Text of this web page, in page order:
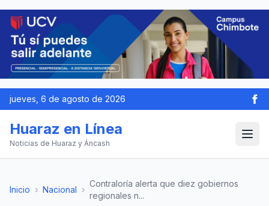
jueves, 6 de agosto de 2026
Huaraz en Línea
Noticias de Huaraz y Áncash
Inicio › Nacional ›
Contraloría alerta que diez gobiernos
regionales n...